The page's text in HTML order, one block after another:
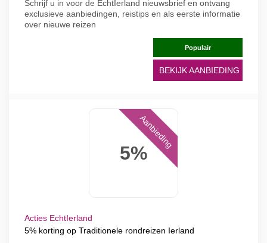
Schrijf u in voor de EchtIerland nieuwsbrief en ontvang
exclusieve aanbiedingen, reistips en als eerste informatie
over nieuwe reizen
Populair
BEKIJK AANBIEDING
5%
Aanbieding
Acties EchtIerland
5% korting op Traditionele rondreizen Ierland